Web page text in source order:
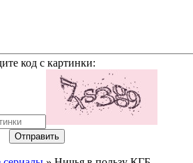
код с картинки:
Отправить